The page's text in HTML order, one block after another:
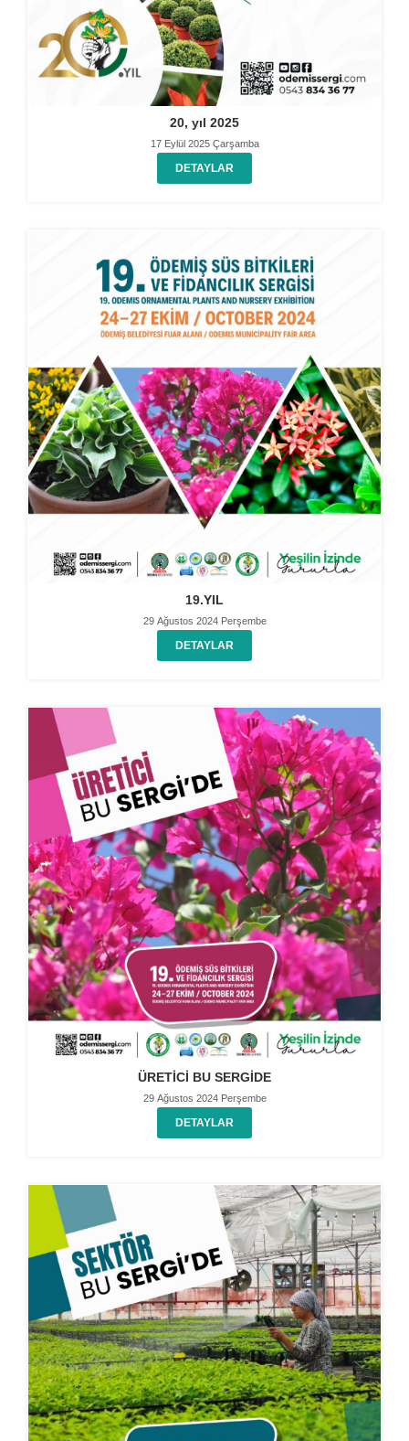
20, yıl 2025
17 Eylül 2025 Çarşamba
DETAYLAR
19.YIL
29 Ağustos 2024 Perşembe
DETAYLAR
ÜRETİCİ BU SERGİDE
29 Ağustos 2024 Perşembe
DETAYLAR